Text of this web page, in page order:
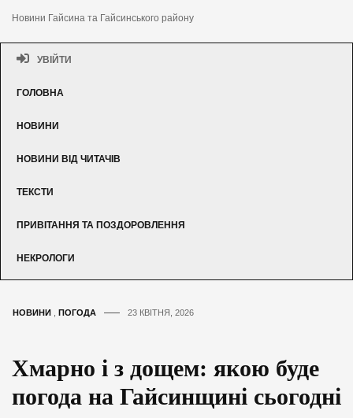
Новини Гайсина та Гайсинського району
УВІЙТИ
ГОЛОВНА
НОВИНИ
НОВИНИ ВІД ЧИТАЧІВ
ТЕКСТИ
ПРИВІТАННЯ ТА ПОЗДОРОВЛЕННЯ
НЕКРОЛОГИ
НОВИНИ ПОГОДА 23 КВІТНЯ, 2026
Хмарно і з дощем: якою буде
погода на Гайсинщині сьогодні